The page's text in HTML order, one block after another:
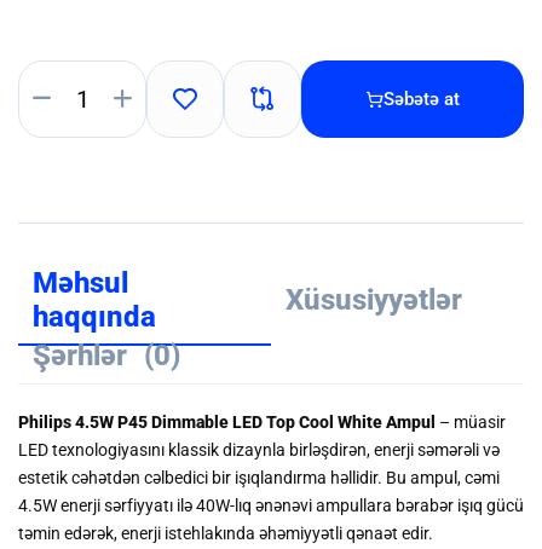
Səbətə at
Məhsul
haqqında
Xüsusiyyətlər
Şərhlər (0)
Philips 4.5W P45 Dimmable LED Top Cool White Ampul – müasir
LED texnologiyasını klassik dizaynla birləşdirən, enerji səmərəli və
estetik cəhətdən cəlbedici bir işıqlandırma həllidir. Bu ampul, cəmi
4.5W enerji sərfiyyatı ilə 40W-lıq ənənəvi ampullara bərabər işıq gücü
təmin edərək, enerji istehlakında əhəmiyyətli qənaət edir.